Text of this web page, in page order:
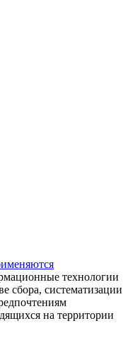
технологии
сбора, систематизации
на территории